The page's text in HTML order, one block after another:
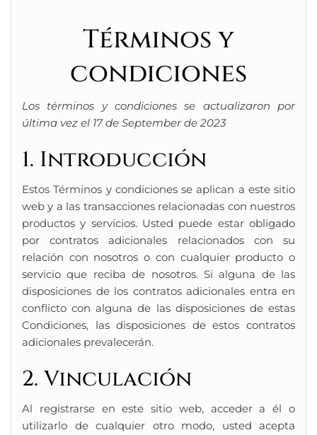
Términos y
condiciones
Los términos y condiciones se actualizaron por
última vez el 17 de September de 2023
1. Introducción
Estos Términos y condiciones se aplican a este sitio
web y a las transacciones relacionadas con nuestros
productos y servicios. Usted puede estar obligado
por contratos adicionales relacionados con su
relación con nosotros o con cualquier producto o
servicio que reciba de nosotros. Si alguna de las
disposiciones de los contratos adicionales entra en
conflicto con alguna de las disposiciones de estas
Condiciones, las disposiciones de estos contratos
adicionales prevalecerán.
2. Vinculación
Al registrarse en este sitio web, acceder a él o
utilizarlo de cualquier otro modo, usted acepta